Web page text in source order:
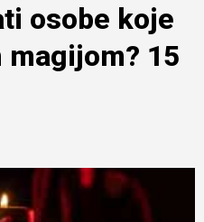
osobe koje
magijom? 15